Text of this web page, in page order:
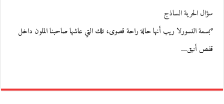
سؤال الحرية الساذج
*بسمة النسورلا ريب أنها حالة راحة قصوى، تلك التي عاشها صاحبنا الملون داخل
قفص أنيق…